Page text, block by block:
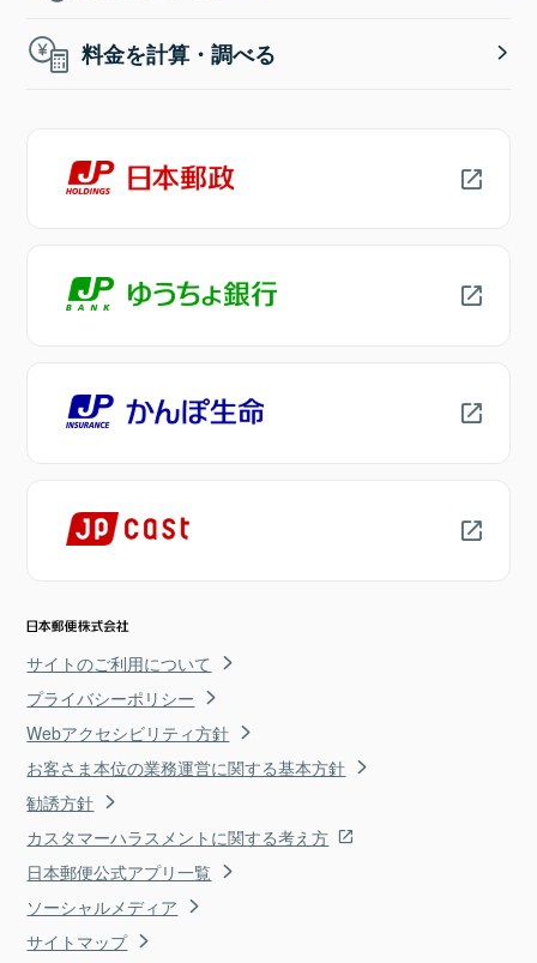
料金を計算・調べる
サイトのご利用について
プライバシーポリシー
Webアクセシビリティ方針
お客さま本位の業務運営に関する基本方針
勧誘方針
カスタマーハラスメントに関する考え方
日本郵便公式アプリ一覧
ソーシャルメディア
サイトマップ